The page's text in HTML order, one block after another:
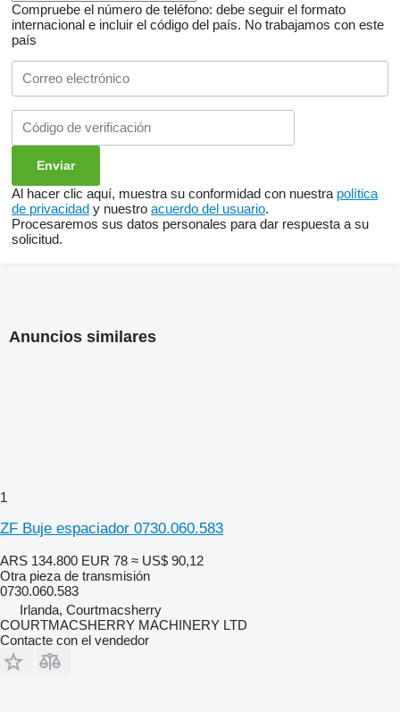
Compruebe el número de teléfono: debe seguir el formato
internacional e incluir el código del país. No trabajamos con este
país
Al hacer clic aquí, muestra su conformidad con nuestra política
de privacidad y nuestro acuerdo del usuario.
Procesaremos sus datos personales para dar respuesta a su
solicitud.
Anuncios similares
1
ZF Buje espaciador 0730.060.583
ARS 134.800 EUR 78 ≈ US$ 90,12
Otra pieza de transmisión
0730.060.583
Irlanda, Courtmacsherry
COURTMACSHERRY MACHINERY LTD
Contacte con el vendedor